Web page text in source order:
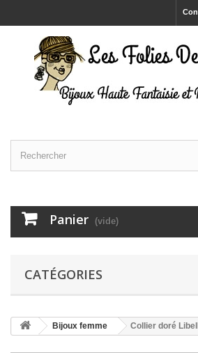
Panier (vide)
CATÉGORIES
Bijoux femme Collier doré